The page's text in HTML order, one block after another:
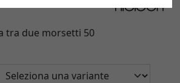
tra due morsetti 50